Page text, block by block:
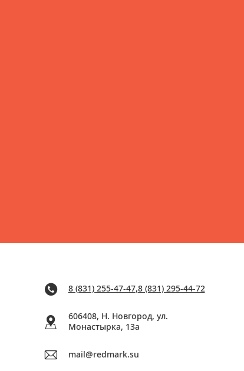
8 (831) 255-47-47,8 (831) 295-44-72
606408, Н. Новгород, ул.
Монастырка, 13a
mail@redmark.su